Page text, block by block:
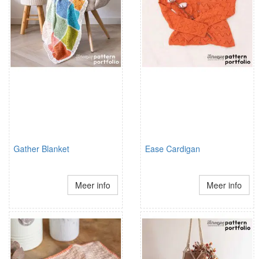
Gather Blanket
Meer info
Ease Cardigan
Meer info